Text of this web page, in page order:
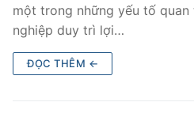
một trong những yếu tố
nghiệp duy trì lợi…
ĐỌC THÊM ←